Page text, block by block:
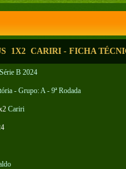
1X2 CARIRI - FICHA
B 2024
- Grupo: A - 9ª Rodada
Cariri